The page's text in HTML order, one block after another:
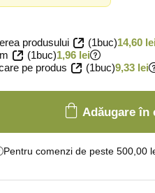
produsului
(1buc)14,60 lei
(1buc)1,96 lei
pe produs (1buc)9,33 lei
Adăugare în
Pentru comenzi de peste 500,00